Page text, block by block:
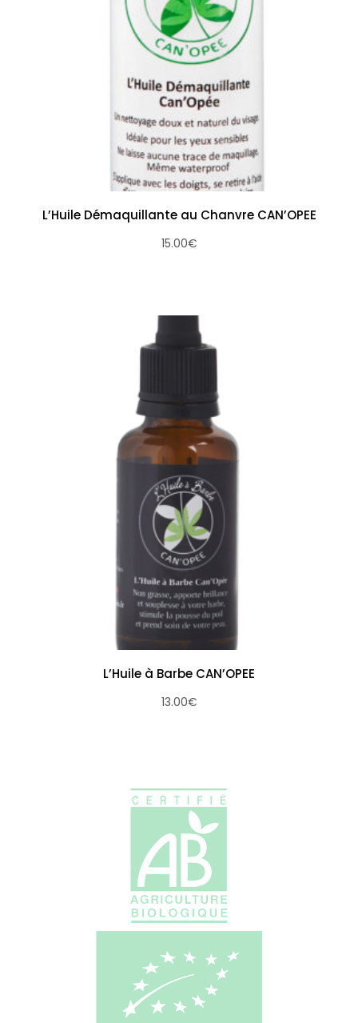
L’Huile Démaquillante au Chanvre CAN’OPEE
15.00€
L’Huile à Barbe CAN’OPEE
13.00€